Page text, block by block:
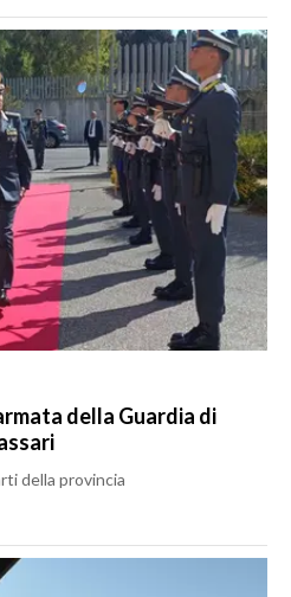
della Guardia di
della provincia